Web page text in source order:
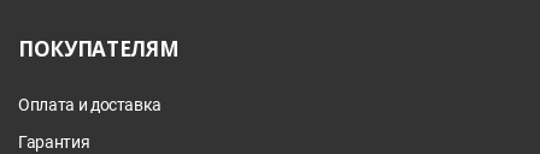
ПОКУПАТЕЛЯМ
Оплата и доставка
Гарантия